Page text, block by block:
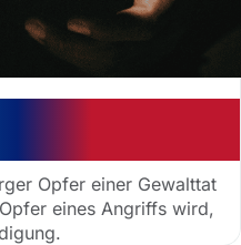
Opfer einer Gewalttat
eines Angriffs wird,